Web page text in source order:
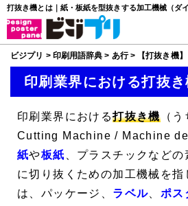
打抜き機とは｜紙・板紙を型抜きする加工機械（ダ
ビジプリ > 印刷用語辞典 > あ行> 【打抜き機】
印刷業界における打抜き
印刷業界における打抜き機（う
Cutting Machine / Machine
紙や板紙 、プラスチックなど
に切り抜くための加工機械を指
は、パッケージ、 ラベル ポス